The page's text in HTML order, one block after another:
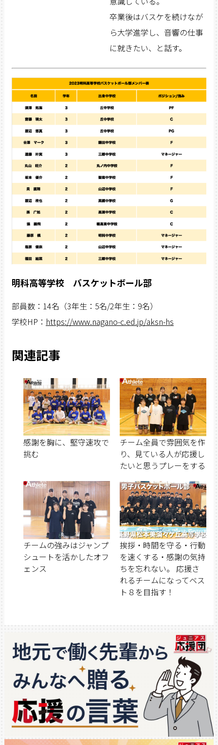
卒業後はバスケを続けなが
ら大学進学し、音響の仕事
に就きたい、と話す。
明科高等学校 バスケットボール部
部員数：14名（3年生：5名/2年生：9名）
学校HP： https://www.nagano-c.ed.jp/aksn-hs
関連記事
感謝を胸に、堅守速攻で
挑む
チーム全員で雰囲気を作
り、見ている人が応援し
たいと思うプレーをする
チームの強みはジャンプ
シュートを活かしたオフ
ェンス
挨拶・時間を守る・行動
を速くする・感謝の気持
ちを忘れない。 応援さ
れるチームになってベス
ト８を目指す！